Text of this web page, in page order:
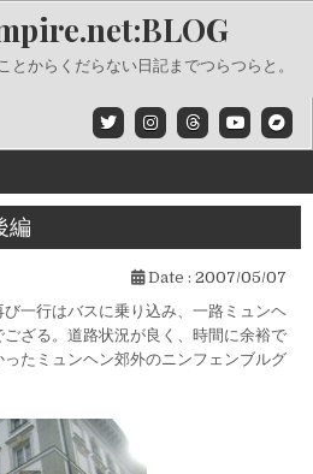
とからくだらない日記までつらつらと。
編
Date : 2007/05/07
一行はバスに乗り込み、一路ミュンヘ
ざる。道路状況が良く、時間に余裕で
たミュンヘン郊外のニンフェンブルグ